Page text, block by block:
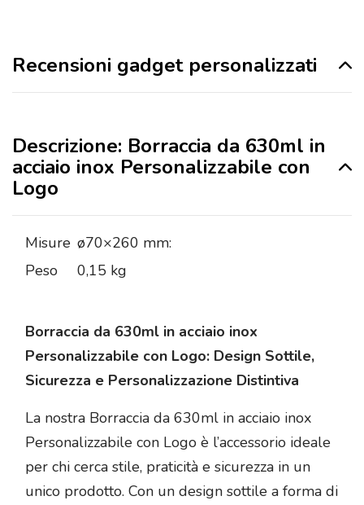
Recensioni gadget personalizzati
Descrizione: Borraccia da 630ml in
acciaio inox Personalizzabile con
Logo
Misure ø70×260 mm:
Peso
0,15 kg
Borraccia da 630ml in acciaio inox
Personalizzabile con Logo: Design Sottile,
Sicurezza e Personalizzazione Distintiva
La nostra Borraccia da 630ml in acciaio inox
Personalizzabile con Logo è l’accessorio ideale
per chi cerca stile, praticità e sicurezza in un
unico prodotto. Con un design sottile a forma di